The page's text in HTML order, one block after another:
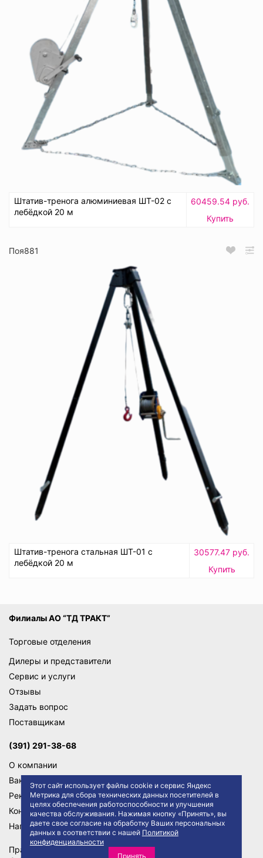
Этот сайт использует файлы cookie и сервис Яндекс
Метрика для сбора технических данных посетителей в
целях обеспечения работоспособности и улучшения
качества обслуживания. Нажимая кнопку «Принять», вы
даете свое согласие на обработку Ваших персональных
данных в соответствии с нашей Политикой
конфиденциальности
Принять
Штатив-тренога алюминиевая ШТ-02 с
лебёдкой 20 м
60459.54 руб.
Купить
Поя881
Штатив-тренога стальная ШТ-01 с
лебёдкой 20 м
30577.47 руб.
Купить
Филиалы АО “ТД ТРАКТ”
Торговые отделения
Дилеры и представители
Сервис и услуги
Отзывы
Задать вопрос
Поставщикам
(391) 291-38-68
О компании
Вакансии
Реквизиты
Контакты
Написать директору
Правила сайта
Политика конфиденциальности